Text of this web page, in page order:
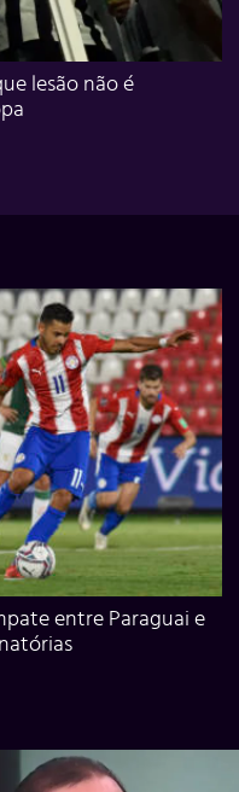
lesão não é
entre Paraguai e